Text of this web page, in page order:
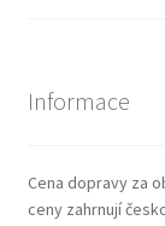
Informace
Cena dopravy za
ceny zahrnují